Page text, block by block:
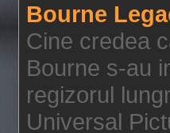
Bourne
Cine credea
Bourne s-au
regizorul
Universal